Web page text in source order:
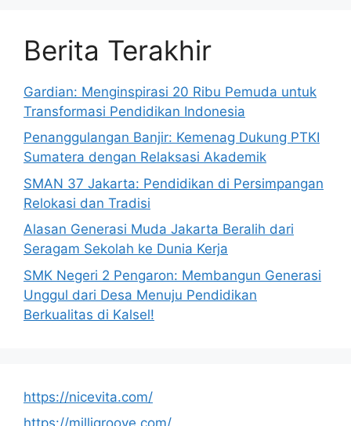
Berita Terakhir
Gardian: Menginspirasi 20 Ribu Pemuda untuk
Transformasi Pendidikan Indonesia
Penanggulangan Banjir: Kemenag Dukung PTKI
Sumatera dengan Relaksasi Akademik
SMAN 37 Jakarta: Pendidikan di Persimpangan
Relokasi dan Tradisi
Alasan Generasi Muda Jakarta Beralih dari
Seragam Sekolah ke Dunia Kerja
SMK Negeri 2 Pengaron: Membangun Generasi
Unggul dari Desa Menuju Pendidikan
Berkualitas di Kalsel!
https://nicevita.com/
https://milligroove.com/